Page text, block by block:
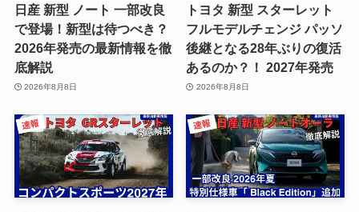
日産 新型 ノート 一部改良
で登場！新型は待つべき？
2026年発売の最新情報を徹
底解説
2026年8月8日
トヨタ 新型 スターレット
フルモデルチェンジ パッソ
後継となる28年ぶりの復活
あるのか？！ 2027年発売
2026年8月8日